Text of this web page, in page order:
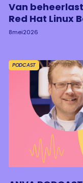
Van
Red Hat Linux
8mei2026
PODCAST